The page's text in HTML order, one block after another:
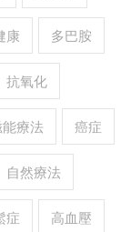
康 多巴胺
抗氧化
療法 癌症
自然療法
症 高血壓